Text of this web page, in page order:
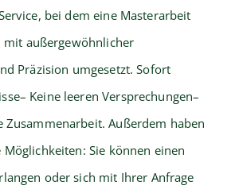
bei dem eine Masterarbeit
außergewöhnlicher
Präzision umgesetzt. Sofort
Keine leeren Versprechungen–
Zusammenarbeit. Außerdem haben
Möglichkeiten: Sie können einen
oder sich mit Ihrer Anfrage